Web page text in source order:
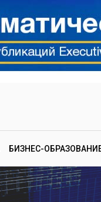
БИЗНЕС-